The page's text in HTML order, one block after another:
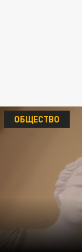
ОБЩЕСТВО